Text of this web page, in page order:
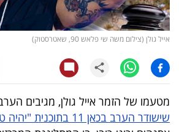
טלוויזיה
עסקי
ספורט
קריירה
ולימודים
אייל גולן (צילום משה שי פלאש 90, שאטרסטוק)
מטעמו של הזמר אייל גולן, מגיבים
שישודר הערב בכאן 11 בתוכנית "יהיה טוב"